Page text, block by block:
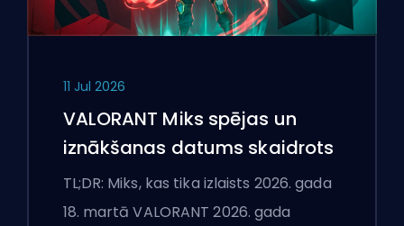
11 Jul 2026
VALORANT Miks spējas un
iznākšanas datums skaidrots
TL;DR: Miks, kas tika izlaists 2026. gada
18. martā VALORANT 2026. gada